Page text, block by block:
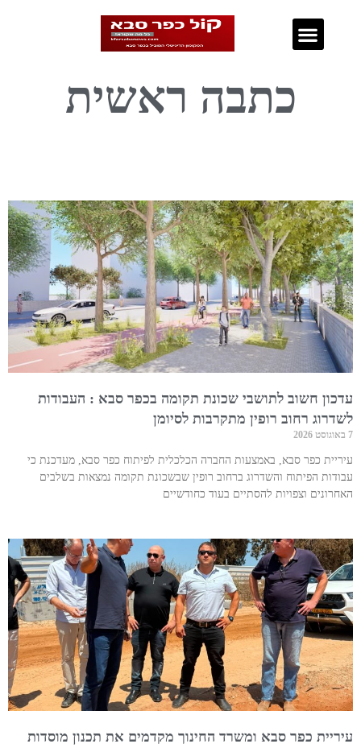
כתבה ראשית
עדכון חשוב לתושבי שכונת תקומה בכפר סבא : העבודות
לשדרוג רחוב רופין מתקרבות לסיומן
7 באוגוסט 2026
עיריית כפר סבא, באמצעות החברה הכלכלית לפיתוח כפר סבא, מעדכנת כי
עבודות הפיתוח והשדרוג ברחוב רופין שבשכונת תקומה נמצאות בשלבים
האחרונים וצפויות להסתיים בעוד כחודשיים
עיריית כפר סבא ומשרד החינוך מקדמים את תכנון מוסדות